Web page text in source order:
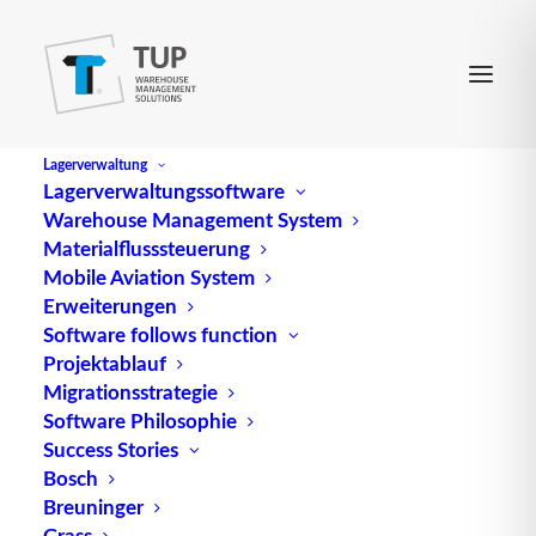
Lagerverwaltung
Lagerverwaltungssoftware
Warehouse Management System
Materialflusssteuerung
Mobile Aviation System
Erweiterungen
Software follows function
Projektablauf
Migrationsstrategie
Software Philosophie
Success Stories
Bosch
Breuninger
Code 128: Vier-Breiten-
Barcode mit 106
Strichcodierungen
Der Code 128 ist ein weit verbreiteter Vier-
Breiten-Barcode, der aufgrund seiner Vielseitigkeit
und Effizienz in verschiedenen Branchen
eingesetzt wird. Sein abbildbarer Zeichenvorrat